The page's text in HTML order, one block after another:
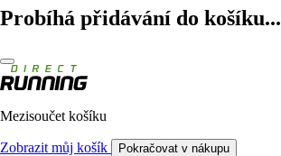
Probíhá přidávání do košíku...
Mezisoučet košíku
Zobrazit můj košík Pokračovat v nákupu